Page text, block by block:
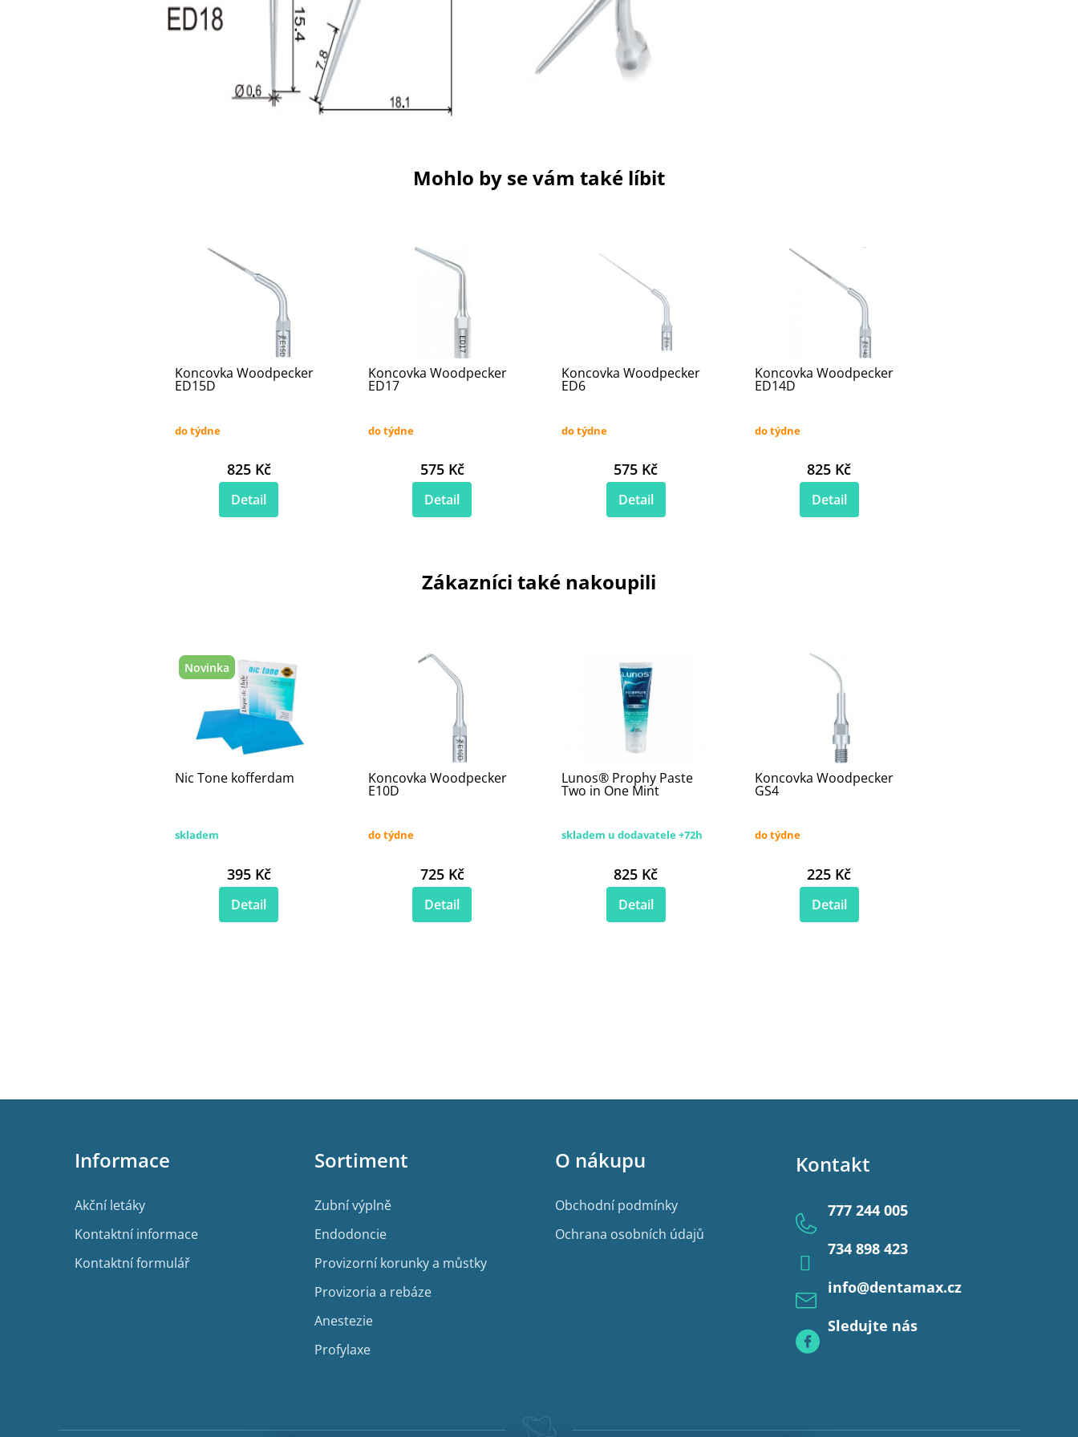
Mohlo by se vám také líbit
Koncovka Woodpecker
ED15D
do týdne
825 Kč
Detail
Koncovka Woodpecker
ED17
do týdne
575 Kč
Detail
Koncovka Woodpecker
ED6
do týdne
575 Kč
Detail
Koncovka Woodpecker
ED14D
do týdne
825 Kč
Detail
Zákazníci také nakoupili
Novinka
Nic Tone kofferdam
skladem
395 Kč
Detail
Koncovka Woodpecker
E10D
do týdne
725 Kč
Detail
Lunos® Prophy Paste
Two in One Mint
skladem u dodavatele +72h
825 Kč
Detail
Koncovka Woodpecker
GS4
do týdne
225 Kč
Detail
Z
Informace
Akční letáky
Kontaktní informace
Kontaktní formulář
Sortiment
Zubní výplně
Endodoncie
Provizorní korunky a můstky
Provizoria a rebáze
Anestezie
Profylaxe
O nákupu
Obchodní podmínky
Ochrana osobních údajů
Kontakt
info@dentamax.cz
777 244 005
734 898 423
Sledujte nás